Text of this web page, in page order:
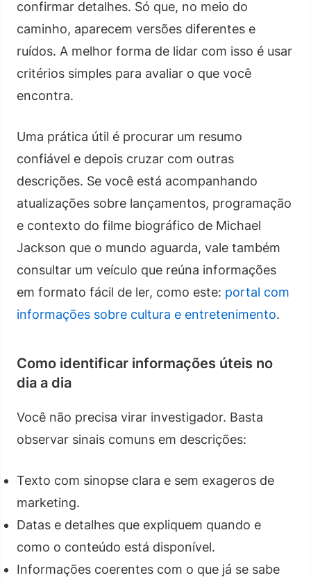
confirmar detalhes. Só que, no meio do
caminho, aparecem versões diferentes e
ruídos. A melhor forma de lidar com isso é usar
critérios simples para avaliar o que você
encontra.
Uma prática útil é procurar um resumo
confiável e depois cruzar com outras
descrições. Se você está acompanhando
atualizações sobre lançamentos, programação
e contexto do filme biográfico de Michael
Jackson que o mundo aguarda, vale também
consultar um veículo que reúna informações
em formato fácil de ler, como este: portal com
informações sobre cultura e entretenimento.
Como identificar informações úteis no
dia a dia
Você não precisa virar investigador. Basta
observar sinais comuns em descrições:
Texto com sinopse clara e sem exageros de
marketing.
Datas e detalhes que expliquem quando e
como o conteúdo está disponível.
Informações coerentes com o que já se sabe